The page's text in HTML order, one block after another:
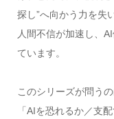
探し”へ向かう力を失
人間不信が加速し、
ています。
このシリーズが問うの
「AIを恐れるか／支